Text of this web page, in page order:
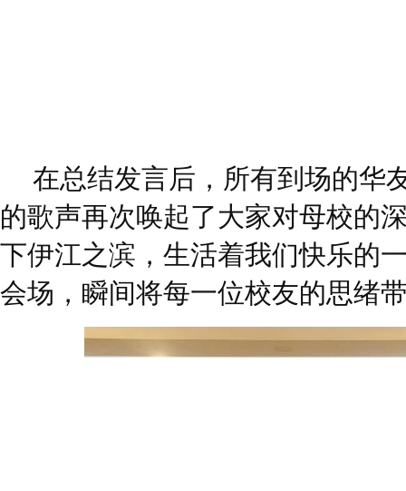
在总结发言后，所有到场的华
的歌声再次唤起了大家对母校的
下伊江之滨，生活着我们快乐的
会场，瞬间将每一位校友的思绪